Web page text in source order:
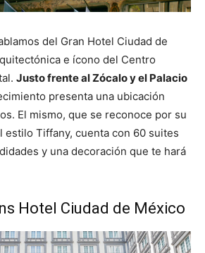
del Gran Hotel Ciudad de
e ícono del Centro
Justo frente al Zócalo y el Palacio
presenta una ubicación
El mismo, que se reconoce por su
estilo Tiffany, cuenta con 60 suites
y una decoración que te hará
Hotel Ciudad de México